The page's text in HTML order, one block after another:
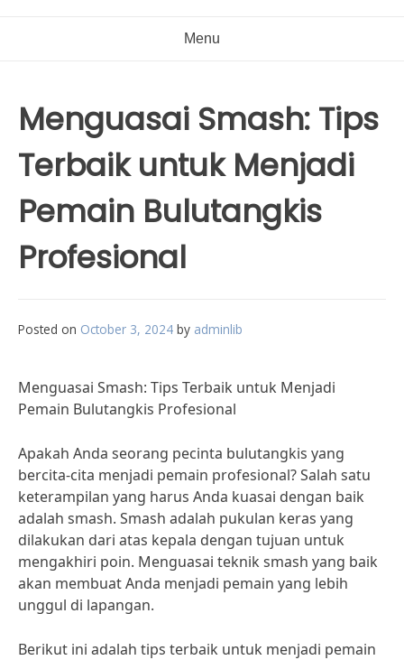
Menu
Menguasai Smash: Tips
Terbaik untuk Menjadi
Pemain Bulutangkis
Profesional
Posted on October 3, 2024 by adminlib
Menguasai Smash: Tips Terbaik untuk Menjadi
Pemain Bulutangkis Profesional
Apakah Anda seorang pecinta bulutangkis yang
bercita-cita menjadi pemain profesional? Salah satu
keterampilan yang harus Anda kuasai dengan baik
adalah smash. Smash adalah pukulan keras yang
dilakukan dari atas kepala dengan tujuan untuk
mengakhiri poin. Menguasai teknik smash yang baik
akan membuat Anda menjadi pemain yang lebih
unggul di lapangan.
Berikut ini adalah tips terbaik untuk menjadi pemain